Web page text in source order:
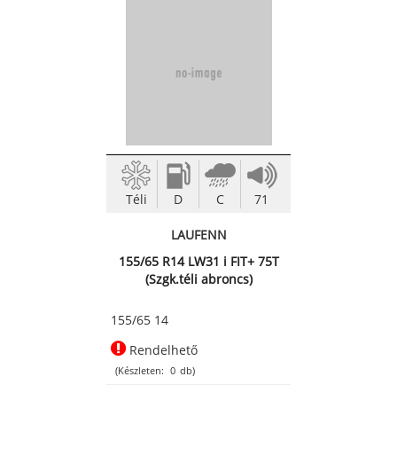
Téli D C 71
LAUFENN
155/65 R14 LW31 i FIT+ 75T
(Szgk.téli abroncs)
155/65 14
Rendelhető
(Készleten: 0 db)